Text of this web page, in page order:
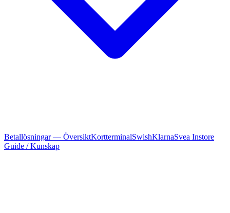
Betallösningar — ÖversiktKortterminalSwishKlarnaSvea Instore
Guide / Kunskap